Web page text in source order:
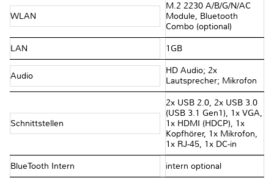
WLAN
M.2 2230 A/B/G/N/AC
Module, Bluetooth
Combo (optional)
LAN 1GB
Audio
HD Audio; 2x
Lautsprecher; Mikrofon
Schnittstellen
2x USB 2.0, 2x USB 3.0
(USB 3.1 Gen1), 1x VGA,
1x HDMI (HDCP), 1x
Kopfhörer, 1x Mikrofon,
1x RJ-45, 1x DC-in
BlueTooth Intern intern optional